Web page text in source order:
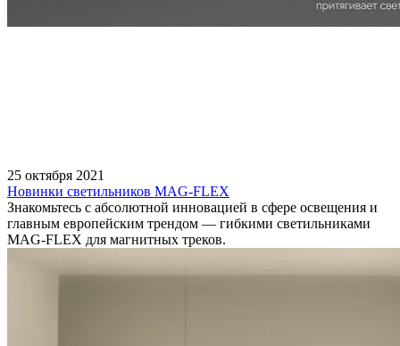
25 октября 2021
Новинки светильников MAG-FLEX
Знакомьтесь с абсолютной инновацией в сфере освещения и
главным европейским трендом — гибкими светильниками
MAG-FLEX для магнитных треков.